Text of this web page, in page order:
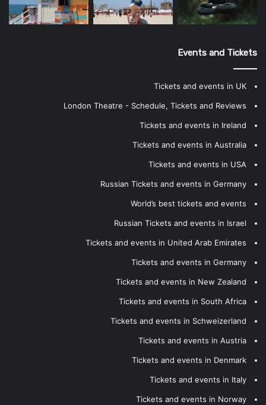
Events and Tickets
Tickets and events in UK
London Theatre - Schedule, Tickets and Reviews
Tickets and events in Ireland
Tickets and events in Australia
Tickets and events in USA
Russian Tickets and events in Germany
World’s best tickets and events
Russian Tickets and events in Israel
Tickets and events in United Arab Emirates
Tickets and events in Germany
Tickets and events in New Zealand
Tickets and events in South Africa
Tickets and events in Schweizerland
Tickets and events in Austria
Tickets and events in Denmark
Tickets and events in Italy
Tickets and events in Norway